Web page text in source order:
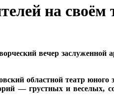
на своём
вечер
областной театр
— грустных и